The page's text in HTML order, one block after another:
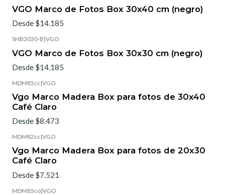
VGO Marco de Fotos Box 30x40 cm (negro)
Desde $14.185
SHB3030-B |VGO
VGO Marco de Fotos Box 30x30 cm (negro)
Desde $14.185
MDM85cc|VGO
Vgo Marco Madera Box para fotos de 30x40
Café Claro
Desde $8.473
MDM82cc|VGO
Vgo Marco Madera Box para fotos de 20x30
Café Claro
Desde $7.521
MDM85co|VGO